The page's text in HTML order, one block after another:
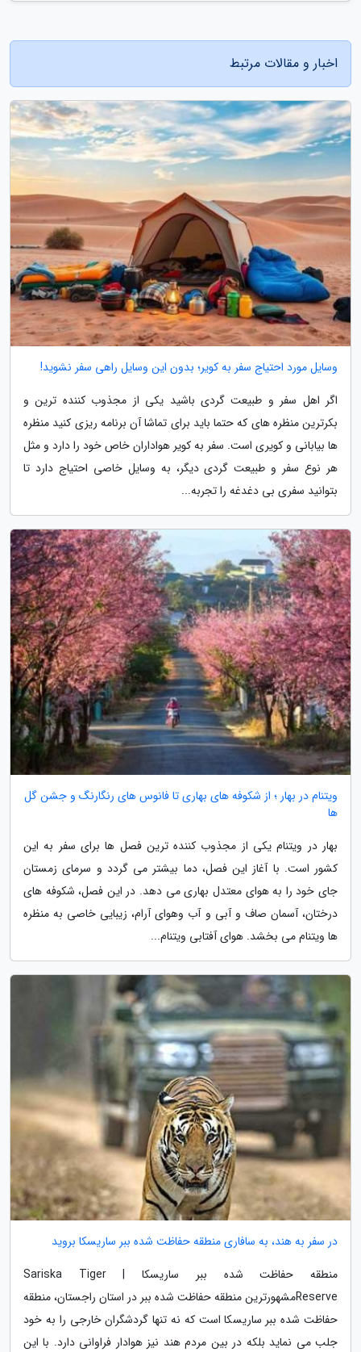
اخبار و مقالات مرتبط
وسایل مورد احتیاج سفر به کویر؛ بدون این وسایل راهی سفر نشوید!
اگر اهل سفر و طبیعت گردی باشید یکی از مجذوب کننده ترین و
بکرترین منظره های که حتما باید برای تماشا آن برنامه ریزی کنید منظره
ها بیابانی و کویری است. سفر به کویر هواداران خاص خود را دارد و مثل
هر نوع سفر و طبیعت گردی دیگر، به وسایل خاصی احتیاج دارد تا
بتوانید سفری بی دغدغه را تجربه...
ویتنام در بهار ؛ از شکوفه های بهاری تا فانوس های رنگارنگ و جشن گل
ها
بهار در ویتنام یکی از مجذوب کننده ترین فصل ها برای سفر به این
کشور است. با آغاز این فصل، دما بیشتر می گردد و سرمای زمستان
جای خود را به هوای معتدل بهاری می دهد. در این فصل، شکوفه های
درختان، آسمان صاف و آبی و آب وهوای آرام، زیبایی خاصی به منظره
ها ویتنام می بخشد. هوای آفتابی ویتنام...
در سفر به هند، به سافاری منطقه حفاظت شده ببر ساریسکا بروید
منطقه حفاظت شده ببر ساریسکا | Sariska Tiger
Reserveمشهورترین منطقه حفاظت شده ببر در استان راجستان، منطقه
حفاظت شده ببر ساریسکا است که نه تنها گردشگران خارجی را به خود
جلب می نماید بلکه در بین مردم هند نیز هوادار فراوانی دارد. با این